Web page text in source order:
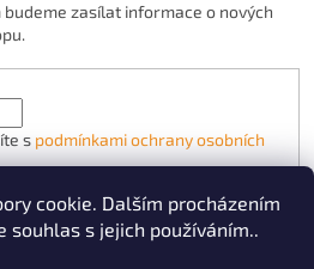
cookie. Dalším procházením
s jejich používáním..
zasílat informace o nových
s podmínkami ochrany osobních